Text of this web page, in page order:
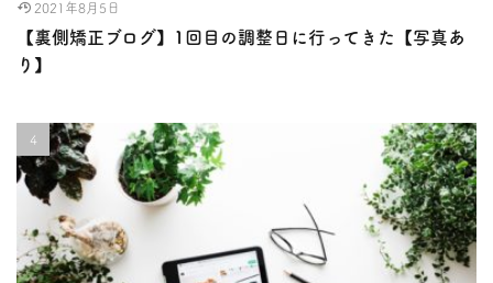
2021年8月5日
【裏側矯正ブログ】1回目の調整日に行ってきた【写真あ
り】